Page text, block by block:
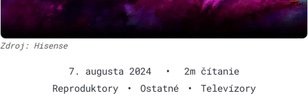
Zdroj: Hisense
7. augusta 2024 •
2m čítanie
Reproduktory
• Ostatné • Televízory